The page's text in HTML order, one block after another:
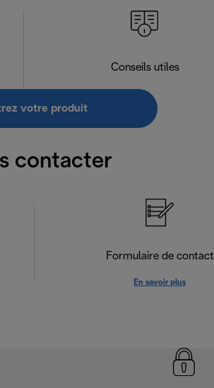
Conseils utiles
votre produit
contacter
Formulaire de contact
En savoir plus